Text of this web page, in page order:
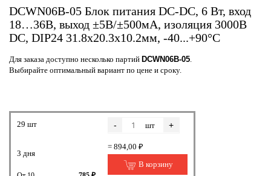
DCWN06B-05 Блок питания DC-DC, 6 Вт, вход
18…36В, выход ±5В/±500мА, изоляция 3000В
DC, DIP24 31.8х20.3х10.2мм, -40...+90°С
Для заказа доступно несколько партий DCWN06B-05
Выбирайте оптимальный вариант по цене и сроку.
29 шт
3 дня
- шт +
= 894,00 ₽
В корзину